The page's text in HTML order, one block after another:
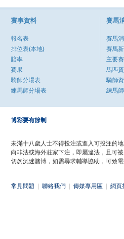
賽事資料
報名表
排位表(本地)
賠率
賽果
騎師分場表
練馬師分場表
賽馬
賽馬
賽馬
主要
馬匹
騎師
練馬
博彩要有節制
未滿十八歲人士不得投注或進入可投注的地
向非法或海外莊家下注，即屬違法，且可被
切勿沉迷賭博，如需尋求輔導協助，可致
常見問題 聯絡我們 傳媒專用區 網頁